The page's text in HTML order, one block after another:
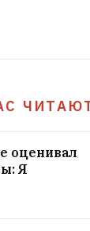
оценивал
Я
9
можно
из-за